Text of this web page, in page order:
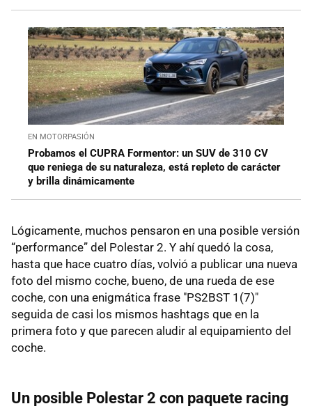
EN MOTORPASIÓN
Probamos el CUPRA Formentor: un SUV de 310 CV
que reniega de su naturaleza, está repleto de carácter
y brilla dinámicamente
Lógicamente, muchos pensaron en una posible versión
“performance” del Polestar 2. Y ahí quedó la cosa,
hasta que hace cuatro días, volvió a publicar una nueva
foto del mismo coche, bueno, de una rueda de ese
coche, con una enigmática frase "PS2BST 1(7)"
seguida de casi los mismos hashtags que en la
primera foto y que parecen aludir al equipamiento del
coche.
Un posible Polestar 2 con paquete racing